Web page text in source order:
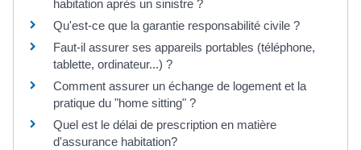
habitation après un sinistre ?
Qu'est-ce que la garantie responsabilité civile ?
Faut-il assurer ses appareils portables (téléphone,
tablette, ordinateur...) ?
Comment assurer un échange de logement et la
pratique du "home sitting" ?
Quel est le délai de prescription en matière
d'assurance habitation?